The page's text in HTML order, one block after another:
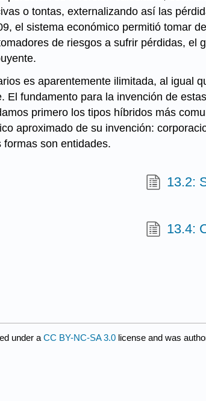
o tontas, externalizando así las
el sistema económico permitió tomar
de riesgos a sufrir pérdidas, el
es aparentemente ilimitada, al igual
El fundamento para la invención de
primero los tipos híbridos más
aproximado de su invención:
formas son entidades.
13.2:
13.4:
under a CC BY-NC-SA 3.0 license and was